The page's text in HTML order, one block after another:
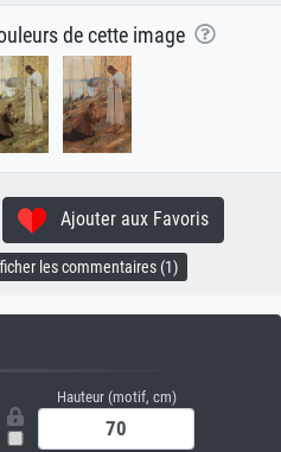
de cette image
Ajouter aux Favoris
les commentaires (1)
Hauteur (motif, cm)